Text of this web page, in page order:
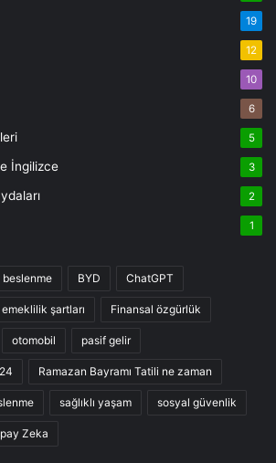
19
12
10
6
5
İngilizce 3
2
1
beslenme BYD ChatGPT
emeklilik şartları Finansal özgürlük
otomobil pasif gelir
Ramazan Bayramı Tatili ne zaman
sağlıklı yaşam sosyal güvenlik
Zeka